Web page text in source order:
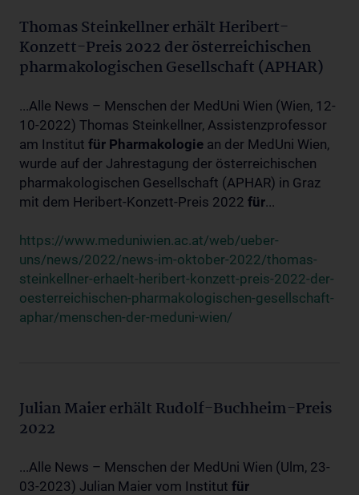
Thomas Steinkellner erhält Heribert-
Konzett-Preis 2022 der österreichischen
pharmakologischen Gesellschaft (APHAR)
...Alle News – Menschen der MedUni Wien (Wien, 12-
10-2022) Thomas Steinkellner, Assistenzprofessor
am Institut für Pharmakologie an der MedUni Wien,
wurde auf der Jahrestagung der österreichischen
pharmakologischen Gesellschaft (APHAR) in Graz
mit dem Heribert-Konzett-Preis 2022 für...
https://www.meduniwien.ac.at/web/ueber-
uns/news/2022/news-im-oktober-2022/thomas-
steinkellner-erhaelt-heribert-konzett-preis-2022-der-
oesterreichischen-pharmakologischen-gesellschaft-
aphar/menschen-der-meduni-wien/
Julian Maier erhält Rudolf-Buchheim-Preis
2022
...Alle News – Menschen der MedUni Wien (Ulm, 23-
03-2023) Julian Maier vom Institut für